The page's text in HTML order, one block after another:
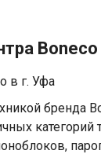
Boneco
в г. Уфа
бренда